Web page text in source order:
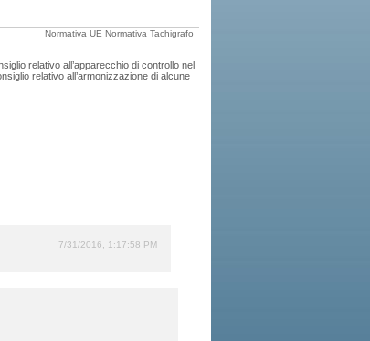
Normativa UE Normativa Tachigrafo
relativo all’apparecchio di controllo nel
relativo all’armonizzazione di alcune
7/31/2016, 1:17:58 PM